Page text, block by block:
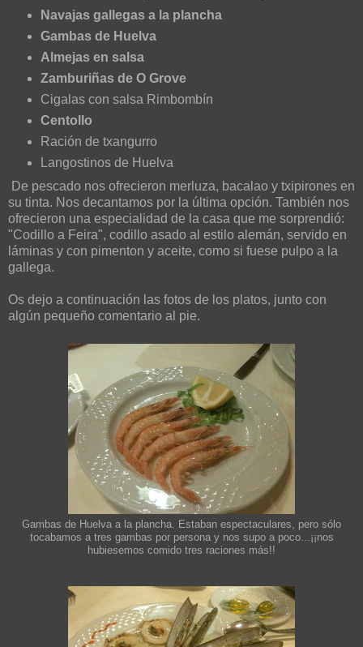
Navajas gallegas a la plancha
Gambas de Huelva
Almejas en salsa
Zamburiñas de O Grove
Cigalas con salsa Rimbombín
Centollo
Ración de txangurro
Langostinos de Huelva
De pescado nos ofrecieron merluza, bacalao y txipirones en
su tinta. Nos decantamos por la última opción. También nos
ofrecieron una especialidad de la casa que me sorprendió:
"Codillo a Feira", codillo asado al estilo alemán, servido en
láminas y con pimenton y aceite, como si fuese pulpo a la
gallega.
Os dejo a continuación las fotos de los platos, junto con
algún pequeño comentario al pie.
Gambas de Huelva a la plancha. Estaban espectaculares, pero sólo
tocabamos a tres gambas por persona y nos supo a poco...¡¡nos
hubiesemos comido tres raciones más!!